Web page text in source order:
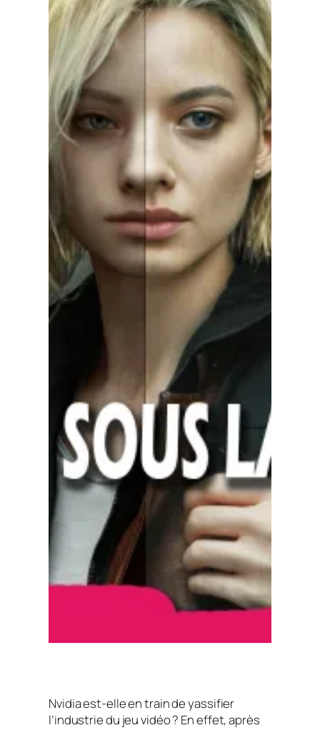
Nvidia est-elle en train de yassifier
l’industrie du jeu vidéo ? En effet, après